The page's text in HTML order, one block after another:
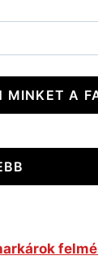
MINKET A